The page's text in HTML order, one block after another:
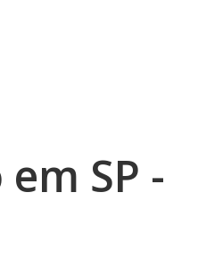
SP -